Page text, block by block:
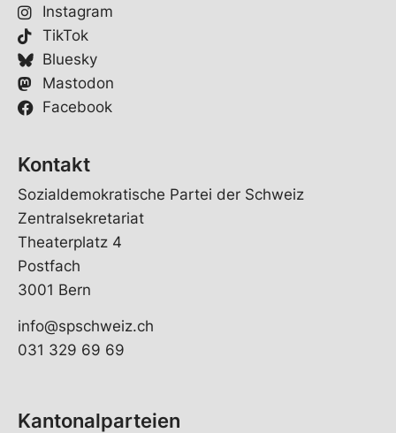
Instagram
TikTok
Bluesky
Mastodon
Facebook
Kontakt
Sozialdemokratische Partei der Schweiz
Zentralsekretariat
Theaterplatz 4
Postfach
3001 Bern
info@spschweiz.ch
031 329 69 69
Kantonalparteien